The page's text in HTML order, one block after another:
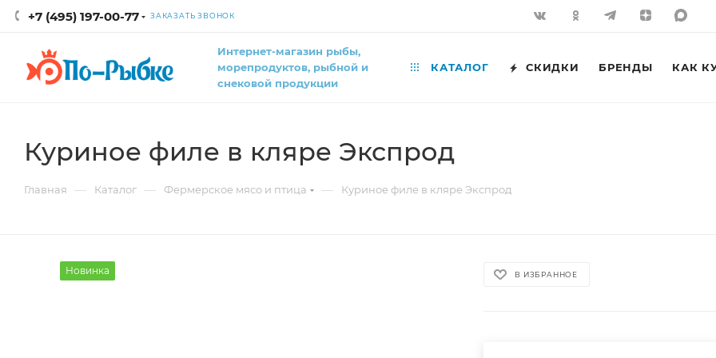
+7 (495) 197-00-77 ЗАКАЗАТЬ ЗВОНОК
Интернет-магазин рыбы,
морепродуктов, рыбной и
снековой продукции
КАТАЛОГ СКИДКИ БРЕНДЫ КАК
Куриное филе в кляре Экспрод
Главная — Каталог — Фермерское мясо и птица — Куриное филе в кляре Экспрод
Новинка В ИЗБРАННОЕ